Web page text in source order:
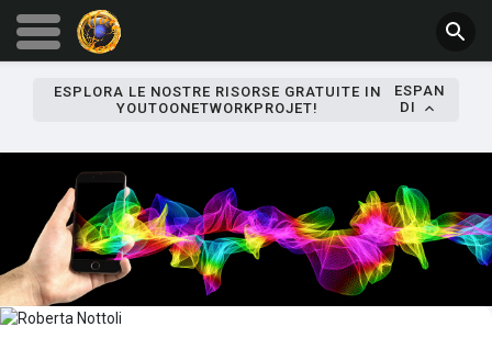
ESPLORA LE NOSTRE RISORSE GRATUITE IN
YOUTOONETWORKPROJET!
ESPAN
DI